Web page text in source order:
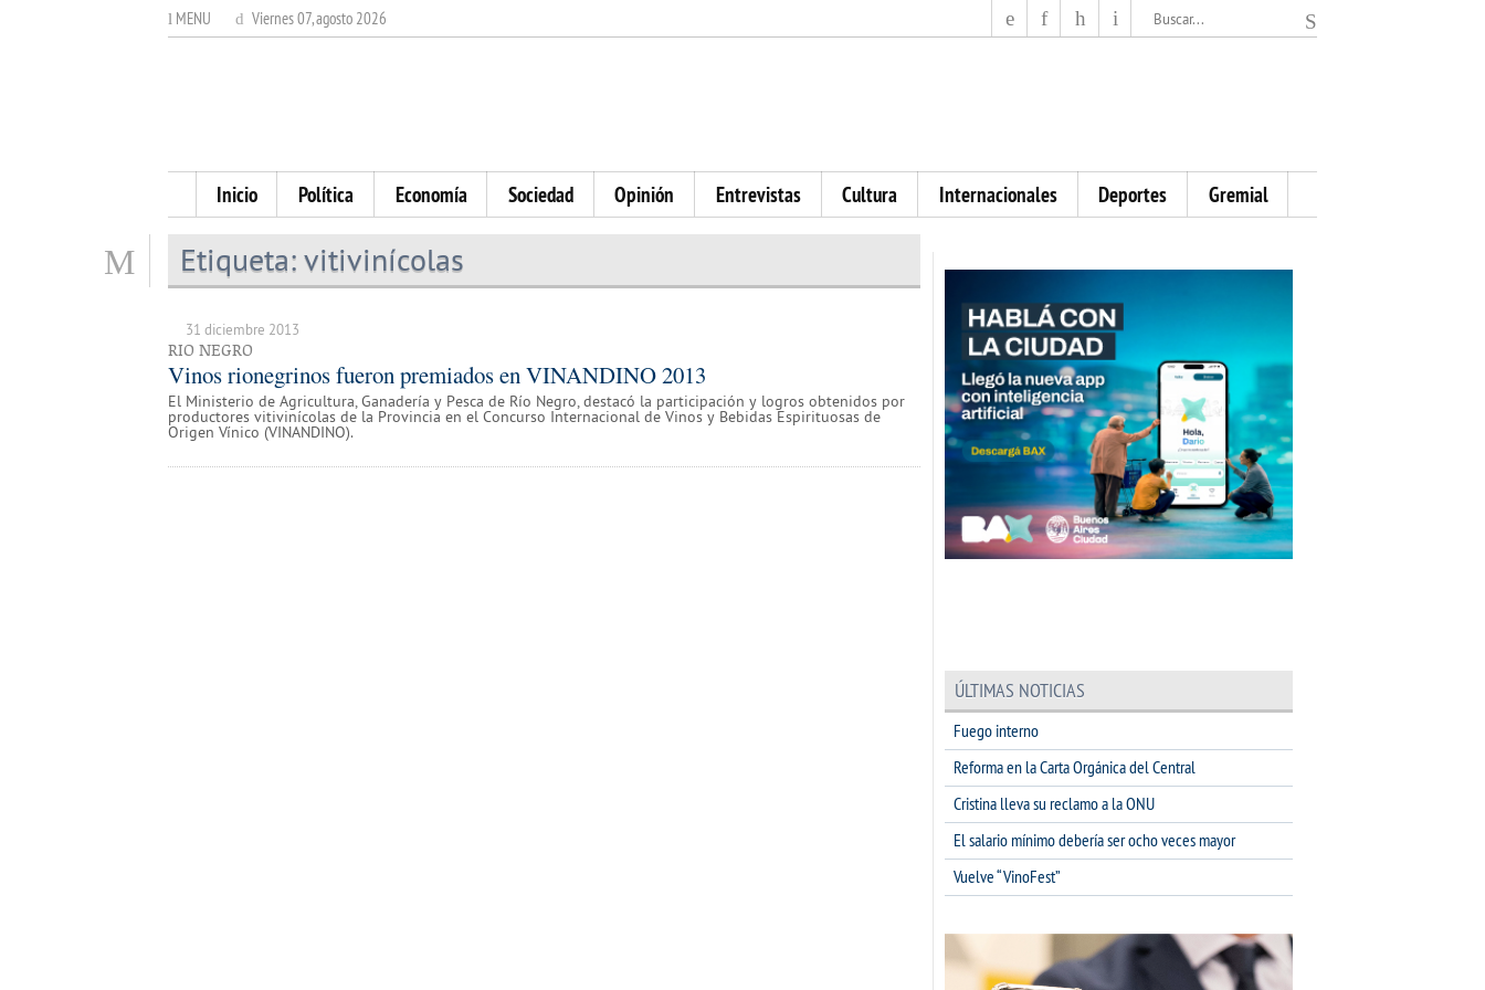
MENU Viernes 07, agosto 2026
Inicio Política Economía Sociedad Opinión Entrevistas Cultura Internacionales Deportes Gremial
Etiqueta: vitivinícolas
31 diciembre 2013
RIO NEGRO
Vinos rionegrinos fueron premiados en VINANDINO 2013
El Ministerio de Agricultura, Ganadería y Pesca de Río Negro, destacó la participación y logros obtenidos por
productores vitivinícolas de la Provincia en el Concurso Internacional de Vinos y Bebidas Espirituosas de
Origen Vínico (VINANDINO).
ÚLTIMAS NOTICIAS
Fuego interno
Reforma en la Carta Orgánica del Central
Cristina lleva su reclamo a la ONU
El salario mínimo debería ser ocho veces mayor
Vuelve “VinoFest”